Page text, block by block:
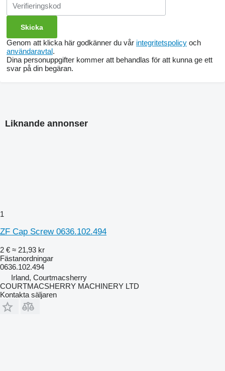
Genom att klicka här godkänner du vår integritetspolicy och
användaravtal.
Dina personuppgifter kommer att behandlas för att kunna ge ett
svar på din begäran.
Liknande annonser
1
ZF Cap Screw 0636.102.494
2 € ≈ 21,93 kr
Fästanordningar
0636.102.494
Irland, Courtmacsherry
COURTMACSHERRY MACHINERY LTD
Kontakta säljaren